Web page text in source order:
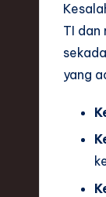
ft
TI dan
yang